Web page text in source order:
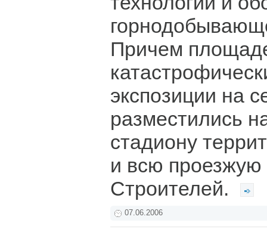
Причем
экспозиции на
разместились
стадиону
и всю проезжую
Строителей.
07.06.2006